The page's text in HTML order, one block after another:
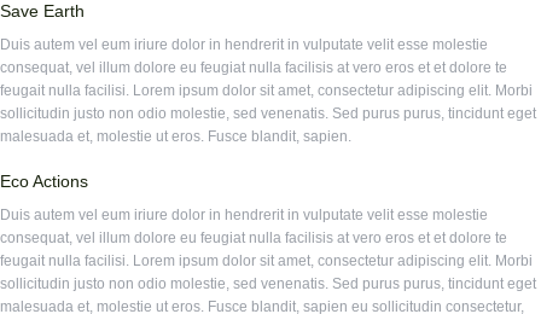
Save Earth
Duis autem vel eum iriure dolor in hendrerit in vulputate velit esse molestie
consequat, vel illum dolore eu feugiat nulla facilisis at vero eros et et dolore te
feugait nulla facilisi. Lorem ipsum dolor sit amet, consectetur adipiscing elit. Morbi
sollicitudin justo non odio molestie, sed venenatis. Sed purus purus, tincidunt eget
malesuada et, molestie ut eros. Fusce blandit, sapien.
Eco Actions
Duis autem vel eum iriure dolor in hendrerit in vulputate velit esse molestie
consequat, vel illum dolore eu feugiat nulla facilisis at vero eros et et dolore te
feugait nulla facilisi. Lorem ipsum dolor sit amet, consectetur adipiscing elit. Morbi
sollicitudin justo non odio molestie, sed venenatis. Sed purus purus, tincidunt eget
malesuada et, molestie ut eros. Fusce blandit, sapien eu sollicitudin consectetur,